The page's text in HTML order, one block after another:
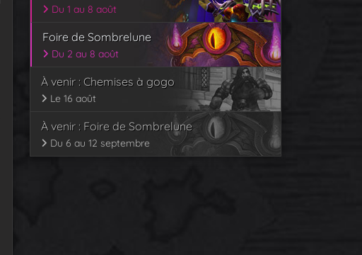
Du 1 au 8 août
Foire de Sombrelune
Du 2 au 8 août
À venir : Chemises à gogo
Le 16 août
À venir : Foire de Sombrelune
Du 6 au 12 septembre